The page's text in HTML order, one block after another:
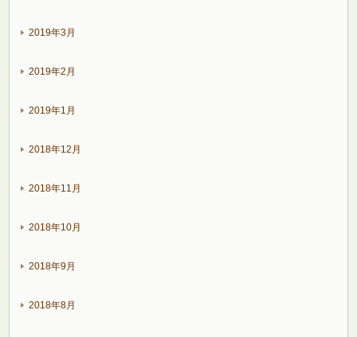
2019年3月
2019年2月
2019年1月
2018年12月
2018年11月
2018年10月
2018年9月
2018年8月